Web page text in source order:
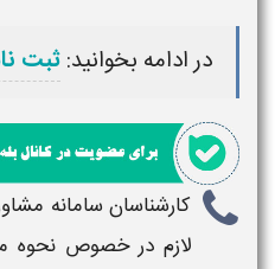
در ادامه بخوانید:ثبت
کارشناسان سامانه
لازم در خصوص نحوه